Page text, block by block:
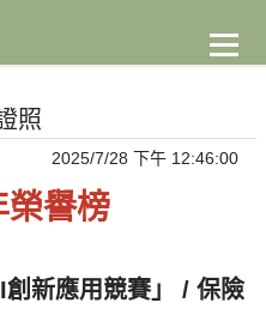
照
2025/7/28 下午 12:46:00
榮譽榜
新應用競賽」 / 保險